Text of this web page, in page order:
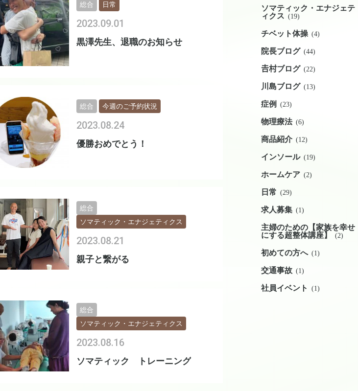
黒澤先生、退職のお知らせ
2023.09.01
総合 日常
優勝おめでとう！
2023.08.24
総合 今週のご予約状況
親子と繋がる
2023.08.21
総合
ソマティック・エナジェティクス
ソマティック トレーニング
2023.08.16
総合
ソマティック・エナジェティクス
ソマティック・エナジェテ
ィクス (19)
チベット体操 (4)
院長ブログ (44)
𠮷村ブログ (22)
川島ブログ (13)
症例 (23)
物理療法 (6)
商品紹介 (12)
インソール (19)
ホームケア (2)
日常 (29)
求人募集 (1)
主婦のための【家族を幸せ
にする超整体講座】
(2)
初めての方へ (1)
交通事故 (1)
社員イベント (1)